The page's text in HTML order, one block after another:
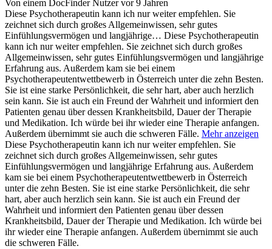
Von einem DocFinder Nutzervor 9 Jahren
Diese Psychotherapeutin kann ich nur weiter empfehlen. Sie
zeichnet sich durch großes Allgemeinwissen, sehr gutes
Einfühlungsvermögen und langjährige… Diese Psychotherapeutin
kann ich nur weiter empfehlen. Sie zeichnet sich durch großes
Allgemeinwissen, sehr gutes Einfühlungsvermögen und langjährige
Erfahrung aus. Außerdem kam sie bei einem
Psychotherapeutentwettbewerb in Österreich unter die zehn Besten.
Sie ist eine starke Persönlichkeit, die sehr hart, aber auch herzlich
sein kann. Sie ist auch ein Freund der Wahrheit und informiert den
Patienten genau über dessen Krankheitsbild, Dauer der Therapie
und Medikation. Ich würde bei ihr wieder eine Therapie anfangen.
Außerdem übernimmt sie auch die schweren Fälle. Mehr anzeigen
Diese Psychotherapeutin kann ich nur weiter empfehlen. Sie
zeichnet sich durch großes Allgemeinwissen, sehr gutes
Einfühlungsvermögen und langjährige Erfahrung aus. Außerdem
kam sie bei einem Psychotherapeutentwettbewerb in Österreich
unter die zehn Besten. Sie ist eine starke Persönlichkeit, die sehr
hart, aber auch herzlich sein kann. Sie ist auch ein Freund der
Wahrheit und informiert den Patienten genau über dessen
Krankheitsbild, Dauer der Therapie und Medikation. Ich würde bei
ihr wieder eine Therapie anfangen. Außerdem übernimmt sie auch
die schweren Fälle.